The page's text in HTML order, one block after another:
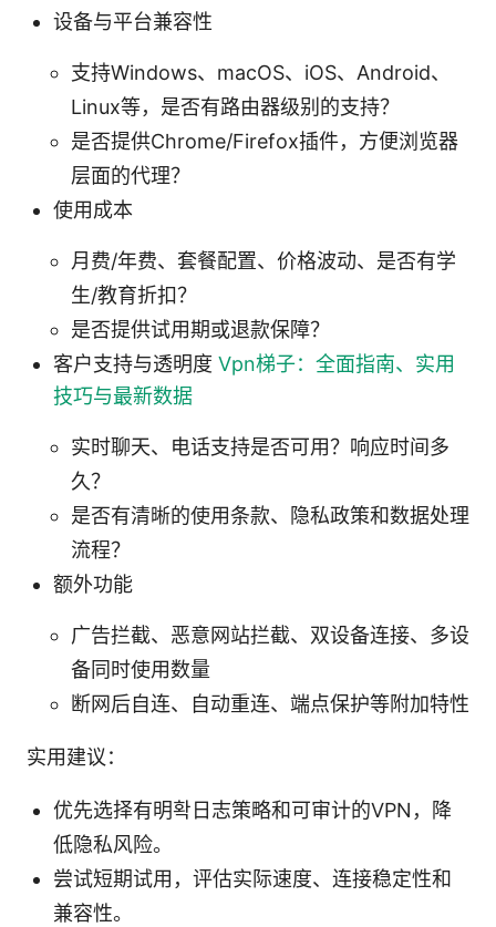
设备与平台兼容性
支持Windows、macOS、iOS、Android、
Linux等，是否有路由器级别的支持？
是否提供Chrome/Firefox插件，方便浏览器
层面的代理？
使用成本
月费/年费、套餐配置、价格波动、是否有学
生/教育折扣？
是否提供试用期或退款保障？
客户支持与透明度 Vpn梯子：全面指南、实用
技巧与最新数据
实时聊天、电话支持是否可用？响应时间多
久？
是否有清晰的使用条款、隐私政策和数据处理
流程？
额外功能
广告拦截、恶意网站拦截、双设备连接、多设
备同时使用数量
断网后自连、自动重连、端点保护等附加特性
实用建议：
优先选择有明확日志策略和可审计的VPN，降
低隐私风险。
尝试短期试用，评估实际速度、连接稳定性和
兼容性。